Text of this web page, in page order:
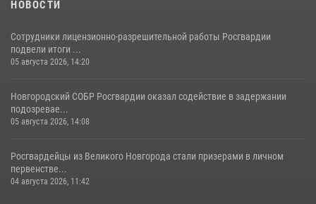
НОВОСТИ
Сотрудники лицензионно-разрешительной работы Росгвардии
подвели итоги ...
05 августа 2026, 14:20
Новгородский СОБР Росгвардии оказал содействие в задержании
подозревае...
05 августа 2026, 14:08
Росгвардейцы из Великого Новгорода стали призерами в личном
первенстве...
04 августа 2026, 11:42